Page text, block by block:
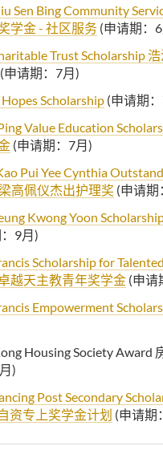
Sen Bing Community
学金 - 社区服务 (申请期：
Trust Scholarship
(申请期：7月)
Scholarship (申请期
Value Education
(申请期：7月)
Pui Yee Cynthia
梁高佩仪杰出护理奖 (申请期
Kwong Yoon
9月)
Scholarship for
越天主教青年奖学金 (申请
Empowerment
Housing Society Award
)
Post Secondary
资专上奖学金计划 (申请期